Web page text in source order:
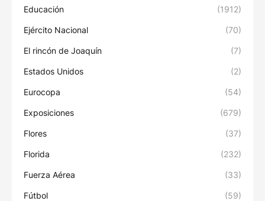
Educación (1912)
Ejército Nacional (70)
El rincón de Joaquín (7)
Estados Unidos (2)
Eurocopa (54)
Exposiciones (679)
Flores (37)
Florida (232)
Fuerza Aérea (33)
Fútbol (59)